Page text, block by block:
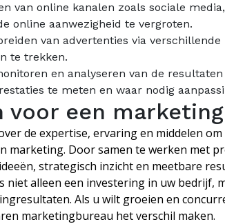
van online kanalen zoals sociale
online aanwezigheid te vergroten.
van advertenties via
te trekken.
en analyseren van de resultaten
te meten en waar nodig
voor een
de expertise, ervaring en middelen
marketing. Door samen te werken met
strategisch inzicht en meetbare
niet alleen een investering in uw bedrijf,
Als u wilt groeien en
marketingbureau het verschil maken.